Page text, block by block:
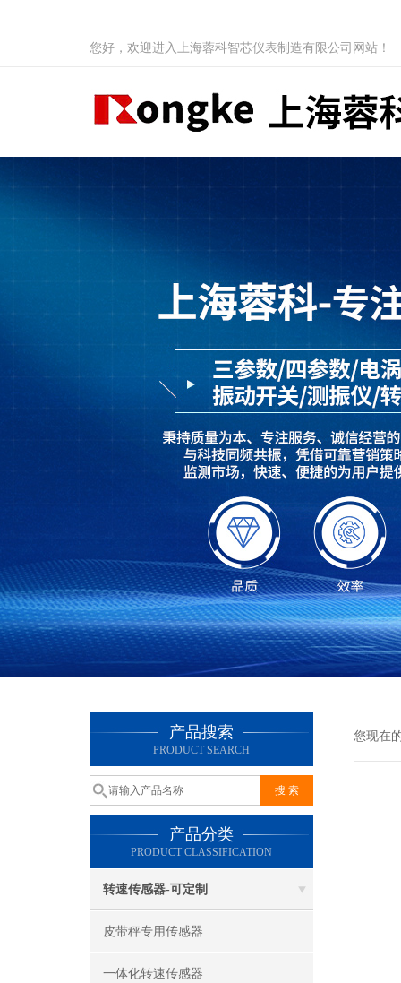
您好，欢迎进入上海蓉科智芯仪表制造有限公司网站！
产品搜索
PRODUCT SEARCH
产品分类
PRODUCT CLASSIFICATION
转速传感器-可定制
皮带秤专用传感器
一体化转速传感器
您现在